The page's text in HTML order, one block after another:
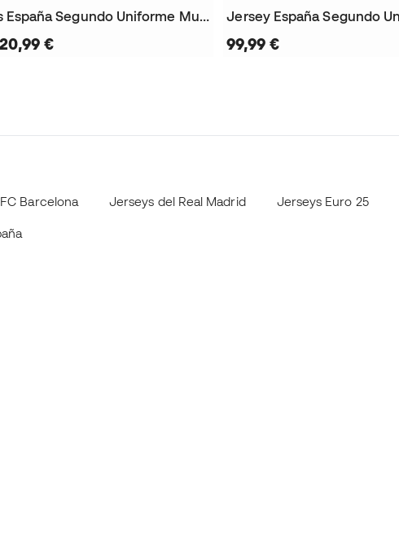
Medias España Segundo Uniforme Mundial 2026
€ 99,99 €
Barcelona Jerseys del Real Madrid Jerseys Euro 25